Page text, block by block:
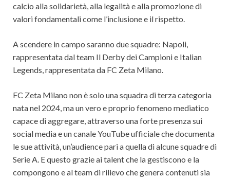
calcio alla solidarietà, alla legalità e alla promozione di
valori fondamentali come l’inclusione e il rispetto.
A scendere in campo saranno due squadre: Napoli,
rappresentata dal team Il Derby dei Campioni e Italian
Legends, rappresentata da FC Zeta Milano.
FC Zeta Milano non è solo una squadra di terza categoria
nata nel 2024, ma un vero e proprio fenomeno mediatico
capace di aggregare, attraverso una forte presenza sui
social media e un canale YouTube ufficiale che documenta
le sue attività, un’audience pari a quella di alcune squadre di
Serie A. E questo grazie ai talent che la gestiscono e la
compongono e al team di rilievo che genera contenuti sia